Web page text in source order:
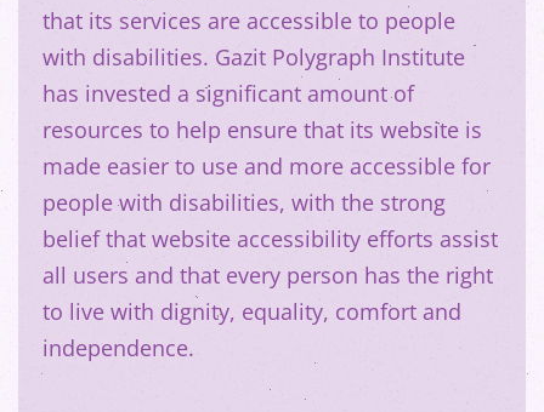
that its services are accessible to people
with disabilities. Gazit Polygraph Institute
has invested a significant amount of
resources to help ensure that its website is
made easier to use and more accessible for
people with disabilities, with the strong
belief that website accessibility efforts assist
all users and that every person has the right
to live with dignity, equality, comfort and
independence.